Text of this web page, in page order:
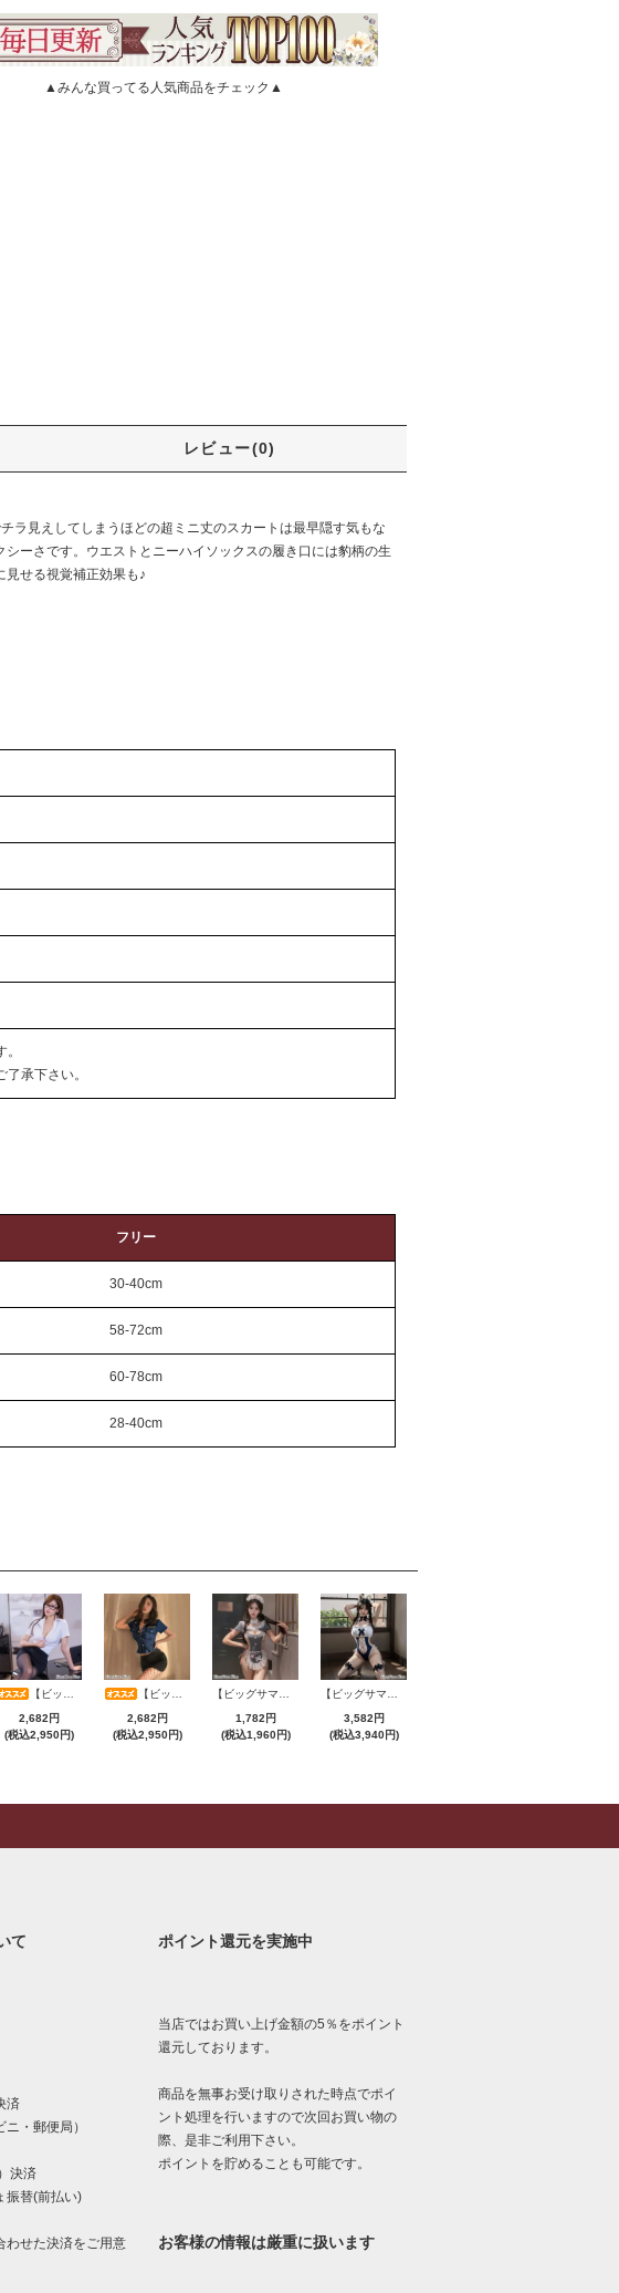
▲みんな買ってる人気商品をチェック▲
レビュー(0)
ラ見えしてしまうほどの超ミニ丈のスカートは最早隠す気もな
ーさです。ウエストとニーハイソックスの履き口には豹柄の生
せる視覚補正効果も♪
承下さい。
フリー
30-40cm
58-72cm
60-78cm
28-40cm
【ビッグサマーセール対象品】セクシーコスプレ(SEXYCOSPLAY) 4070
2,682円
(税込2,950円)
【ビッグサマーセール対象品】セクシーコスプレ(SEXYCOSPLAY) 2775
2,682円
(税込2,950円)
1,782円
(税込1,960円)
3,582円
(税込3,940円)
て
済
・郵便局）
決済
振替(前払い)
わせた決済をご用意
ポイント還元を実施中
当店ではお買い上げ金額の5％をポイント
還元しております。
商品を無事お受け取りされた時点でポイ
ント処理を行いますので次回お買い物の
際、是非ご利用下さい。
ポイントを貯めることも可能です。
お客様の情報は厳重に扱います